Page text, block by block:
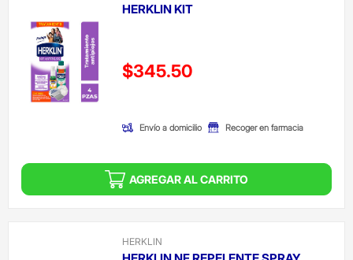
HERKLIN KIT
Precio reducido de
$345.50
Envío a domicilio Recoger en farmacia
AGREGAR AL CARRITO
HERKLIN